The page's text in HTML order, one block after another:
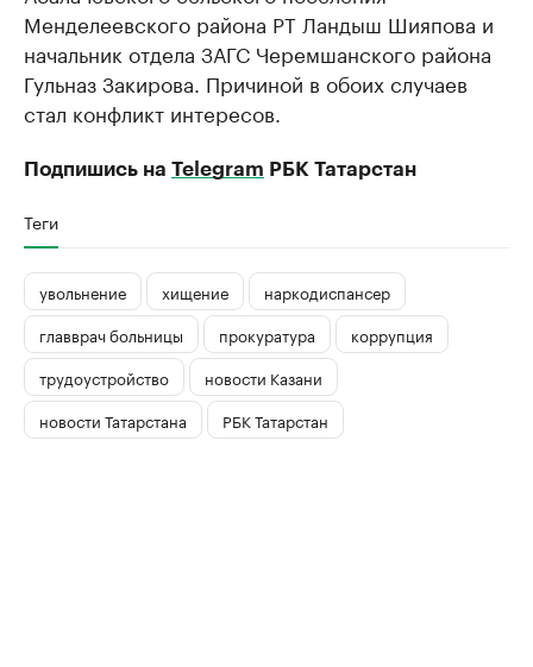
Менделеевского района РТ Ландыш Шияпова и
начальник отдела ЗАГС Черемшанского района
Гульназ Закирова. Причиной в обоих случаев
стал конфликт интересов.
Подпишись на Telegram РБК Татарстан
Теги
увольнение хищение
наркодиспансер
главврач больницы
прокуратура
коррупция
трудоустройство
новости Казани
новости Татарстана
РБК Татарстан